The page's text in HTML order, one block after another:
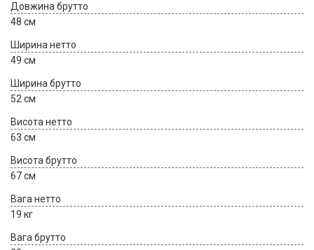
Довжина брутто
48 см
Ширина нетто
49 см
Ширина брутто
52 см
Висота нетто
63 см
Висота брутто
67 см
Вага нетто
19 кг
Вага брутто